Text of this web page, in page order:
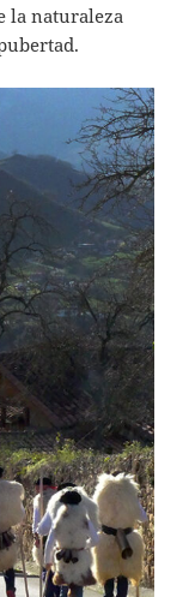
la naturaleza